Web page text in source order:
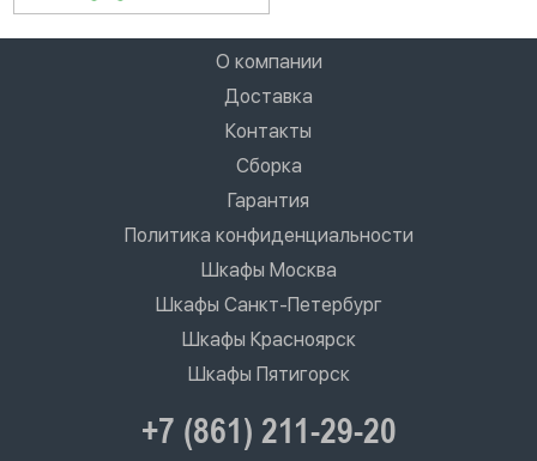
О компании
Доставка
Контакты
Сборка
Гарантия
Политика конфиденциальности
Шкафы Москва
Шкафы Санкт-Петербург
Шкафы Красноярск
Шкафы Пятигорск
+7 (861) 211-29-20